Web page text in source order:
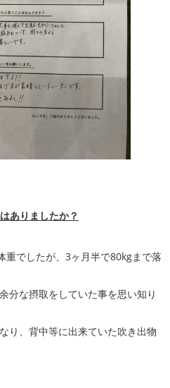
ありましたか？
重でしたが、3ヶ月半で80kgまで落
分な摂取をしていた事を思い知り
り、背中等に出来ていた吹き出物